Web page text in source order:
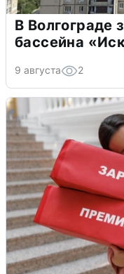
В Волгограде
бассейна
9 августа 2